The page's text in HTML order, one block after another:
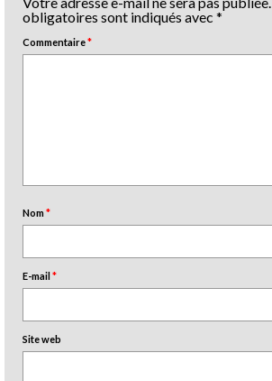
obligatoires sont indiqués avec *
Commentaire*
Nom*
E-mail *
Site web